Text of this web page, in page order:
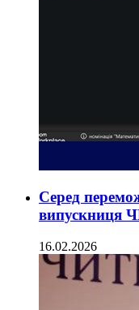
Серед
випускниця
16.02.2026